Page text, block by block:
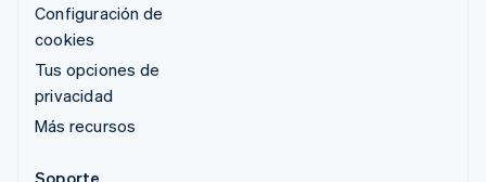
Configuración de
cookies
Tus opciones de
privacidad
Más recursos
Soporte